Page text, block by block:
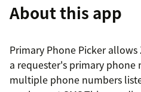
About this app
Primary Phone Picker
a requester's primary phone
multiple phone numbers